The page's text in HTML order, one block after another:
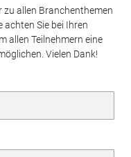
zu allen Branchenthemen
Sie bei Ihren
allen Teilnehmern eine
Vielen Dank!